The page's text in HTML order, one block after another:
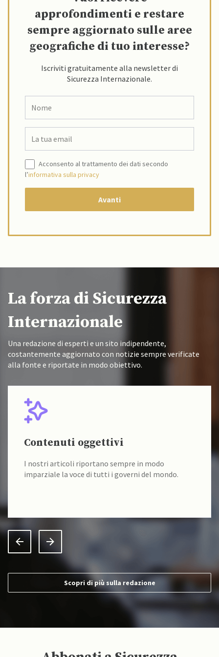
approfondimenti e restare
sempre aggiornato sulle aree
geografiche di tuo interesse?
Iscriviti gratuitamente alla newsletter di
Sicurezza Internazionale.
Acconsento al trattamento dei dati secondo
l’informativa sulla privacy
La forza di Sicurezza
Internazionale
Una redazione di esperti e un sito indipendente,
costantemente aggiornato con notizie sempre verificate
alla fonte e riportate in modo obiettivo.
Contenuti oggettivi
I nostri articoli riportano sempre in modo
imparziale la voce di tutti i governi del mondo.
Scopri di più sulla redazione